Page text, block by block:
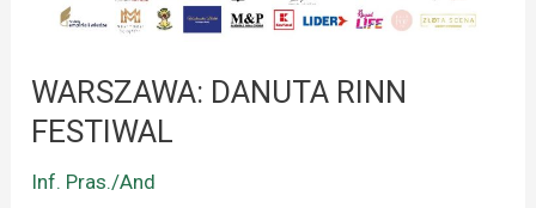
WARSZAWA: DANUTA RINN
FESTIWAL
Inf. Pras./And